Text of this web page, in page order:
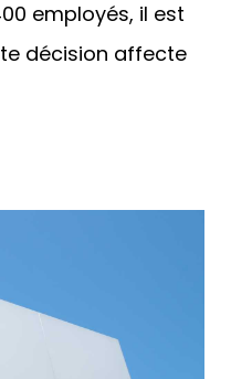
employés, il est
décision affecte